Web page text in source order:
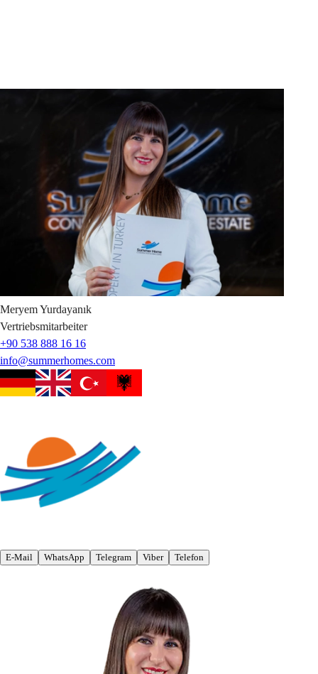
MeryemYurdayanık
Vertriebsmitarbeiter
+90 538 888 16 16
info@summerhomes.com
E-Mail WhatsApp Telegram Viber Telefon